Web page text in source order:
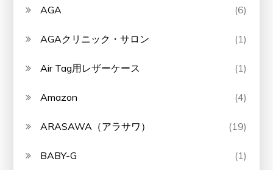
AGA (6)
AGAクリニック・サロン (1)
Air Tag用レザーケース (1)
Amazon (4)
ARASAWA（アラサワ） (19)
BABY-G (1)